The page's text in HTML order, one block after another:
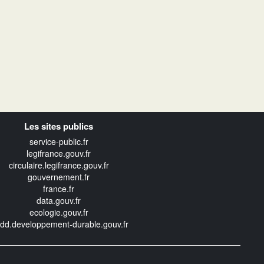
Les sites publics
service-public.fr
legifrance.gouv.fr
circulaire.legifrance.gouv.fr
gouvernement.fr
france.fr
data.gouv.fr
ecologie.gouv.fr
durable.gouv.fr